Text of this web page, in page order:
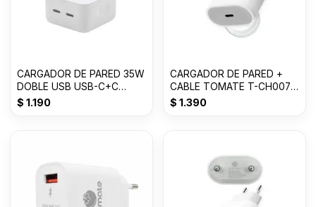
CARGADOR DE PARED 35W
DOBLE USB USB-C+C
TOMATE T-CH004
$ 1.190
CARGADOR DE PARED +
CABLE TOMATE T-CH007
35W USB-C to C
$ 1.390